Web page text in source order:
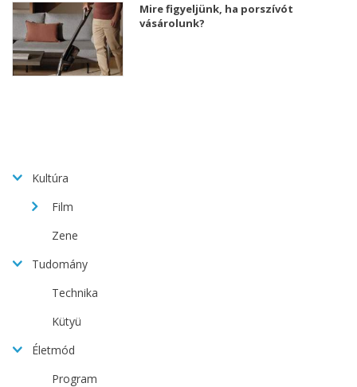
Mire figyeljünk, ha porszívót
vásárolunk?
Kultúra
Film
Zene
Tudomány
Technika
Kütyü
Életmód
Program